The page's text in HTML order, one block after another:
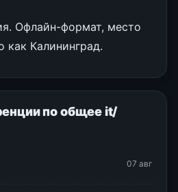
Офлайн-формат, место
как Калининград.
по общее it/
07 авг